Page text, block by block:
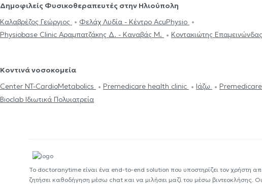
Δημοφιλείς Φυσικοθεραπευτές στην Ηλιούπολη
Καλαβρέζος Γεώργιος
Φελάχ Λυδία - Κέντρο AcuPhysio
Physiobase Clinic Αραμπατζάκης Δ. - Καναβάς Μ.
Κοντακιώτης Επαμεινώνδας
Κοντινά νοσοκομεία
Center NT-CardioMetabolics
Premedicare health clinic Ιάζω
Bioclab Ιδιωτικά Πολυιατρεία
Το doctoranytime είναι ένα end-to-end solution που υποστηρίζει τον χρήστη
ζητήσει καθοδήγηση μέσω chat και να μιλήσει μαζί του μέσω βιντεοκλήσης.